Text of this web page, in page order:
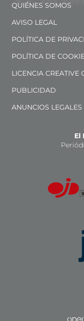
QUIÉNES SOMOS
AVISO LEGAL
POLÍTICA DE
POLÍTICA DE
LICENCIA CREATIVE
PUBLICIDAD
ANUNCIOS LEGALES
El